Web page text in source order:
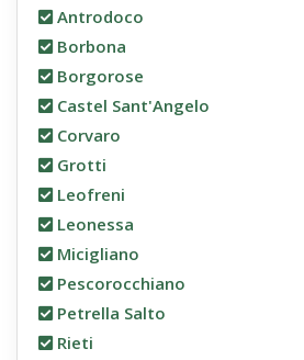
Antrodoco
Borbona
Borgorose
Castel Sant'Angelo
Corvaro
Grotti
Leofreni
Leonessa
Micigliano
Pescorocchiano
Petrella Salto
Rieti